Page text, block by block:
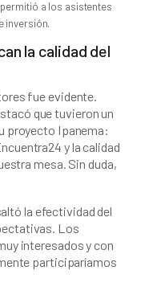
a los asistentes
inversión.
la calidad del
fue evidente.
que tuvieron un
proyecto Ipanema:
y la calidad
mesa. Sin duda,
la efectividad del
Los
interesados y con
participaríamos